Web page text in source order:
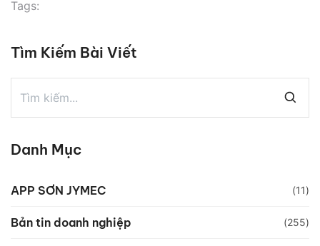
Tags:
Tìm Kiếm Bài Viết
Danh Mục
APP SƠN JYMEC (11)
Bản tin doanh nghiệp (255)